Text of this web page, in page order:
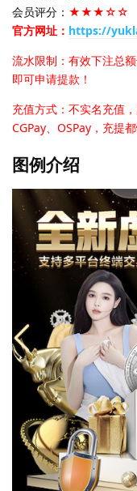
会员评分： ★★★☆☆
官方网址： https://
流水限制：有效下注总
即可申请提款！
充值方式：不实名充值
CGPay、OSPay，充提都
图例介绍